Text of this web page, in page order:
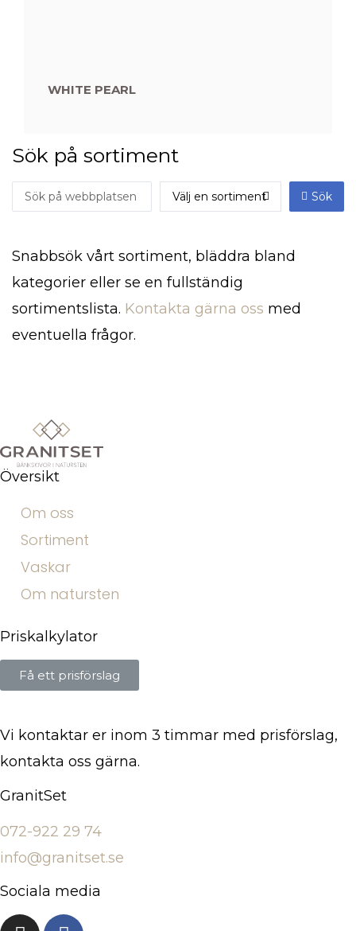
WHITE PEARL
Sök på sortiment
Sök
Snabbsök vårt sortiment, bläddra bland
kategorier eller se en fullständig
sortimentslista. Kontakta gärna oss med
eventuella frågor.
Översikt
Om oss
Sortiment
Vaskar
Om natursten
Priskalkylator
Få ett prisförslag
Vi kontaktar er inom 3 timmar med prisförslag,
kontakta oss gärna.
GranitSet
072-922 29 74
info@granitset.se
Sociala media